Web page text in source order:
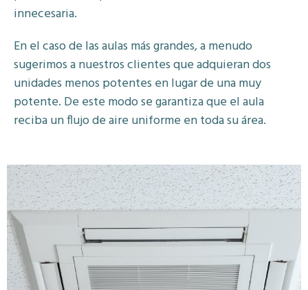
innecesaria.
En el caso de las aulas más grandes, a menudo
sugerimos a nuestros clientes que adquieran dos
unidades menos potentes en lugar de una muy
potente. De este modo se garantiza que el aula
reciba un flujo de aire uniforme en toda su área.